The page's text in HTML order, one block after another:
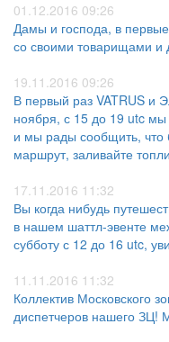
01.12.2016 09:26
Дамы и господа, в
со своими товарищами и
19.11.2016 09:26
В первый раз VATRUS и
ноября, с 15 до 19 utc
и мы рады сообщить, что
маршрут, заливайте
17.11.2016 11:32
Вы когда нибудь
в нашем шаттл-эвенте
субботу с 12 до 16 utc,
11.11.2016 11:32
Коллектив Московского
диспетчеров нашего ЗЦ!